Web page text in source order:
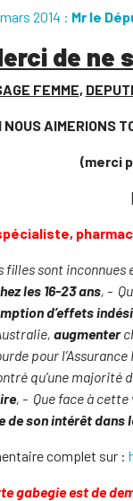
2014 : Mr le
de ne
FEMME,
AIMERIONS
(merci
filles sont inconnues
les 16-23 ans, -
d’effets
augmenter
pour l’Assurance
qu’une
, - Que face à
son intérêt
complet sur :
est de